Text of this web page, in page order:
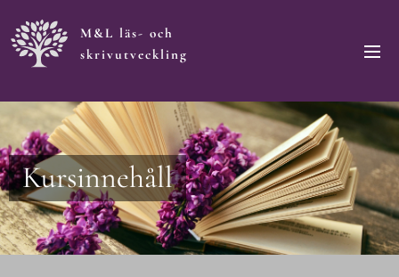
M&L läs- och
skrivutveckling
Kursinnehåll